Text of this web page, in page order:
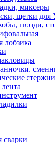
миксеры
щетки
гвозди,
лобзика
стержни
сварки